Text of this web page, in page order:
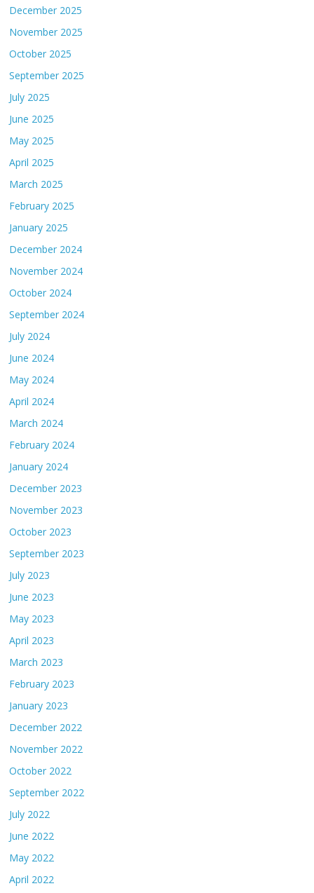
December 2025
November 2025
October 2025
September 2025
July 2025
June 2025
May 2025
April 2025
March 2025
February 2025
January 2025
December 2024
November 2024
October 2024
September 2024
July 2024
June 2024
May 2024
April 2024
March 2024
February 2024
January 2024
December 2023
November 2023
October 2023
September 2023
July 2023
June 2023
May 2023
April 2023
March 2023
February 2023
January 2023
December 2022
November 2022
October 2022
September 2022
July 2022
June 2022
May 2022
April 2022